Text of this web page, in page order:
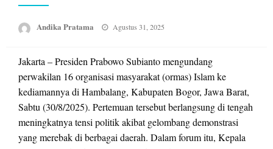
Andika Pratama
Posted
Agustus 31, 2025
Jakarta – Presiden Prabowo Subianto mengundang
perwakilan 16 organisasi masyarakat (ormas) Islam ke
kediamannya di Hambalang, Kabupaten Bogor, Jawa Barat,
Sabtu (30/8/2025). Pertemuan tersebut berlangsung di tengah
meningkatnya tensi politik akibat gelombang demonstrasi
yang merebak di berbagai daerah. Dalam forum itu, Kepala